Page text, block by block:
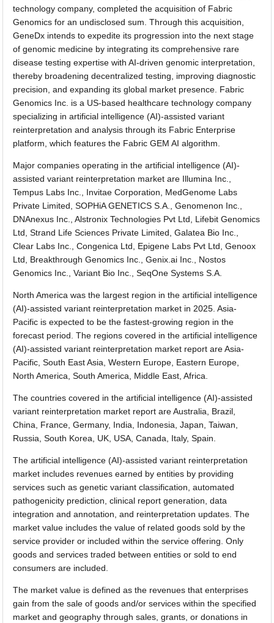
technology company, completed the acquisition of Fabric
Genomics for an undisclosed sum. Through this acquisition,
GeneDx intends to expedite its progression into the next stage
of genomic medicine by integrating its comprehensive rare
disease testing expertise with AI-driven genomic interpretation,
thereby broadening decentralized testing, improving diagnostic
precision, and expanding its global market presence. Fabric
Genomics Inc. is a US-based healthcare technology company
specializing in artificial intelligence (AI)-assisted variant
reinterpretation and analysis through its Fabric Enterprise
platform, which features the Fabric GEM AI algorithm.
Major companies operating in the artificial intelligence (AI)-
assisted variant reinterpretation market are Illumina Inc.,
Tempus Labs Inc., Invitae Corporation, MedGenome Labs
Private Limited, SOPHiA GENETICS S.A., Genomenon Inc.,
DNAnexus Inc., Alstronix Technologies Pvt Ltd, Lifebit Genomics
Ltd, Strand Life Sciences Private Limited, Galatea Bio Inc.,
Clear Labs Inc., Congenica Ltd, Epigene Labs Pvt Ltd, Genoox
Ltd, Breakthrough Genomics Inc., Genix.ai Inc., Nostos
Genomics Inc., Variant Bio Inc., SeqOne Systems S.A.
North America was the largest region in the artificial intelligence
(AI)-assisted variant reinterpretation market in 2025. Asia-
Pacific is expected to be the fastest-growing region in the
forecast period. The regions covered in the artificial intelligence
(AI)-assisted variant reinterpretation market report are Asia-
Pacific, South East Asia, Western Europe, Eastern Europe,
North America, South America, Middle East, Africa.
The countries covered in the artificial intelligence (AI)-assisted
variant reinterpretation market report are Australia, Brazil,
China, France, Germany, India, Indonesia, Japan, Taiwan,
Russia, South Korea, UK, USA, Canada, Italy, Spain.
The artificial intelligence (AI)-assisted variant reinterpretation
market includes revenues earned by entities by providing
services such as genetic variant classification, automated
pathogenicity prediction, clinical report generation, data
integration and annotation, and reinterpretation updates. The
market value includes the value of related goods sold by the
service provider or included within the service offering. Only
goods and services traded between entities or sold to end
consumers are included.
The market value is defined as the revenues that enterprises
gain from the sale of goods and/or services within the specified
market and geography through sales, grants, or donations in